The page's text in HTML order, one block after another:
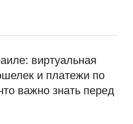
виртуальная
и платежи по
важно знать перед